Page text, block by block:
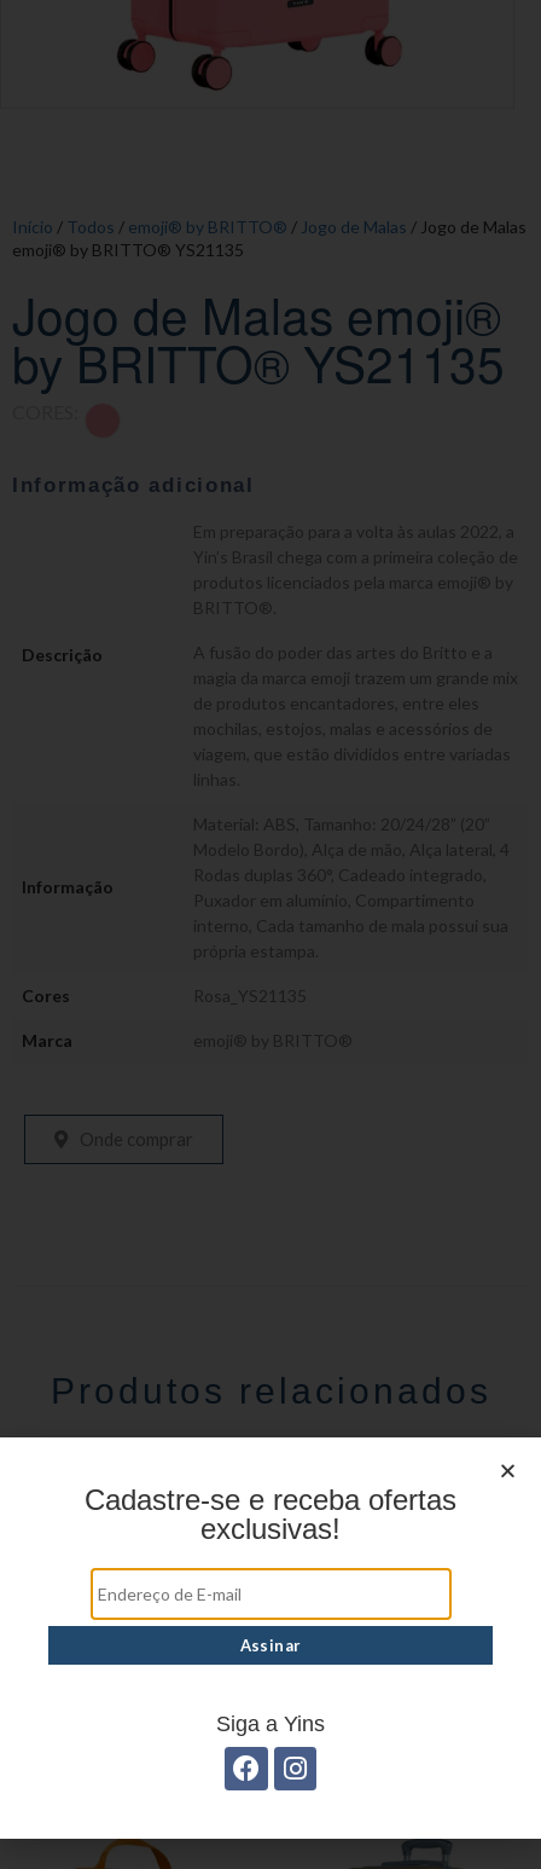
Início / Todos / emoji® by BRITTO® / Jogo de Malas / Jogo de Malas
emoji® by BRITTO® YS21135
Jogo de Malas emoji®
by BRITTO® YS21135
Informação adicional
Descrição
Em preparação para a volta às aulas 2022, a
Yin’s Brasil chega com a primeira coleção de
produtos licenciados pela marca emoji® by
BRITTO®.
A fusão do poder das artes do Britto e a
magia da marca emoji trazem um grande mix
de produtos encantadores, entre eles
mochilas, estojos, malas e acessórios de
viagem, que estão divididos entre variadas
linhas.
Informação
Material: ABS, Tamanho: 20/24/28” (20”
Modelo Bordo), Alça de mão, Alça lateral, 4
Rodas duplas 360°, Cadeado integrado,
Puxador em alumínio, Compartimento
interno, Cada tamanho de mala possui sua
própria estampa.
Cores Rosa_YS21135
Marca emoji® by BRITTO®
Onde comprar
Produtos relacionados
DIAMOND 3 PEÇAS EM
Guarda-Chuva Infantil
emoji® by BRITTO®
Cadastre-se e receba ofertas
exclusivas!
Siga a Yins